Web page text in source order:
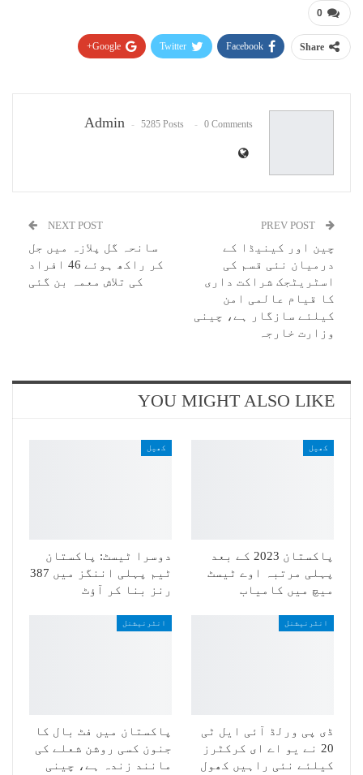
0
Share
Facebook
Twitter
Google+
Admin 5285 Posts 0 Comments
چین اور کینیڈا کے
درمیان نئی قسم کی
اسٹریٹجک شراکت داری
کا قیام عالمی امن
کیلئے سازگار ہے، چینی
وزارت خارجہ
NEXT POST
سانحہ گل پلازہ میں جل
کر راکھ ہوئے 46 افراد
کی تلاش معمہ بن گئی
YOU MIGHT ALSO LIKE
کھیل
پاکستان 2023 کے بعد
پہلی مرتبہ اوے ٹیسٹ
میچ میں کامیاب
کھیل
دوسرا ٹیسٹ: پاکستان
ٹیم پہلی اننگز میں 387
رنز بنا کر آؤٹ
انٹرنیشنل
ڈی پی ورلڈ آئی ایل ٹی
20 نے یو اے ای کرکٹرز
کیلئے نئی راہیں کھول
انٹرنیشنل
پاکستان میں فٹ بال کا
جنون کسی روشن شعلے کی
مانند زندہ ہے، چینی